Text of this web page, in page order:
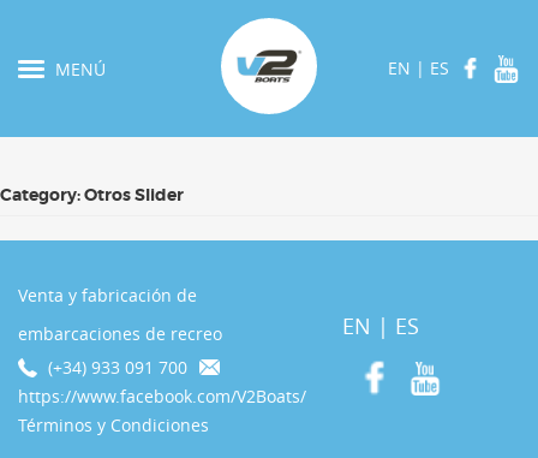
MENÚ EN | ES
Category:Otros Slider
Venta y fabricación de
embarcaciones de recreo
(+34) 933 091 700
https://www.facebook.com/V2Boats/
Términos y Condiciones
EN | ES